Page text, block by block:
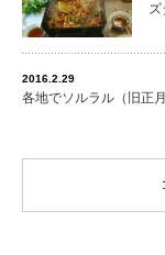
ズ
2016.2.29
各地でソルラル（旧正